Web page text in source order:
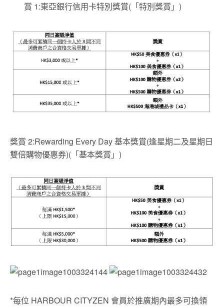
賞 1:東亞銀行信用卡特別獎賞(「特別獎賞」)
獎賞 2:Rewarding Every Day 基本獎賞(逢星期二及星期日
雙倍購物優惠券)(「基本獎賞」)
*每位 HARBOUR CITYZEN 會員於推廣期內最多可換領